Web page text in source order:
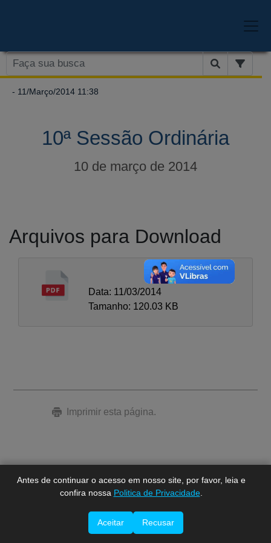
Antes de continuar o acesso em nosso site, por favor, leia e
confira nossa Politica de Privacidade.
Aceitar Recusar
- 11/Março/2014 11:38
10ª Sessão Ordinária
10 de março de 2014
Arquivos para Download
Data: 11/03/2014
Tamanho: 120.03 KB
Imprimir esta página.